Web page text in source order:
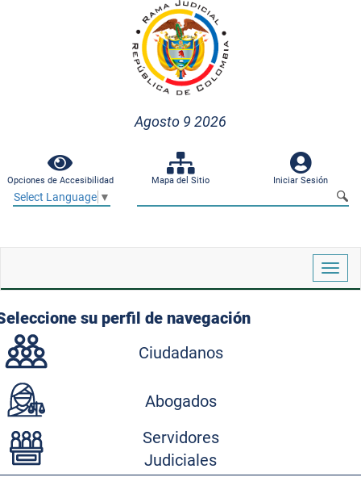
Agosto 9 2026
Opciones de Accesibilidad Mapa del Sitio Iniciar Sesión
Select Language ▼
su perfil de navegación
Ciudadanos
Abogados
Servidores
Judiciales